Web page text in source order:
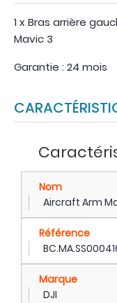
1 x Bras arrière
Mavic 3
Garantie : 24 mois
Nom
Aircraft Arm
Référence
Marque
DJI